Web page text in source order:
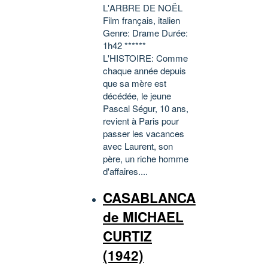
L'ARBRE DE NOËL
Film français, italien
Genre: Drame Durée:
1h42 ******
L'HISTOIRE: Comme
chaque année depuis
que sa mère est
décédée, le jeune
Pascal Ségur, 10 ans,
revient à Paris pour
passer les vacances
avec Laurent, son
père, un riche homme
d'affaires....
CASABLANCA
de MICHAEL
CURTIZ
(1942)